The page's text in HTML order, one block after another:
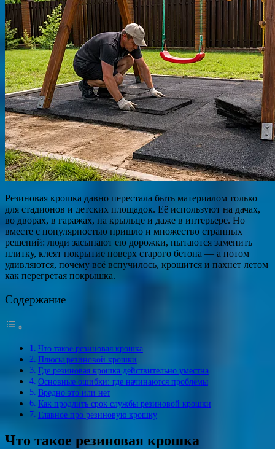
Резиновая крошка давно перестала быть материалом только
для стадионов и детских площадок. Её используют на дачах,
во дворах, в гаражах, на крыльце и даже в интерьере. Но
вместе с популярностью пришло и множество странных
решений: люди засыпают ею дорожки, пытаются заменить
плитку, клеят покрытие поверх старого бетона — а потом
удивляются, почему всё вспучилось, крошится и пахнет летом
как перегретая покрышка.
Содержание
Что такое резиновая крошка
Плюсы резиновой крошки
Где резиновая крошка действительно уместна
Основные ошибки: где начинаются проблемы
Вредно это или нет
Как продлить срок службы резиновой крошки
Главное про резиновую крошку
Что такое резиновая крошка